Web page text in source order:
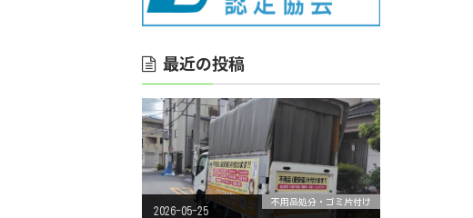
最近の投稿
2026-05-25
不用品処分・ゴミ片付け